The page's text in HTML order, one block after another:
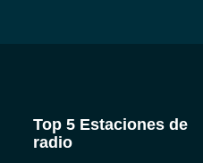
Top 5 Estaciones de
radio